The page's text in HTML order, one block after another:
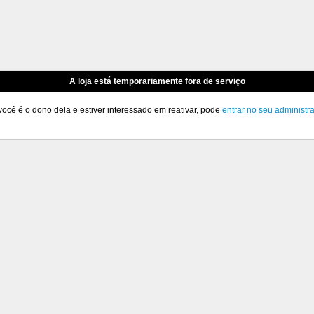
A loja está temporariamente fora de serviço
é o dono dela e estiver interessado em reativar, pode entrar no seu